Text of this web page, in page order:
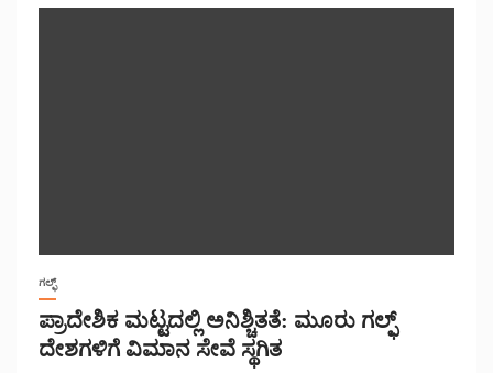
ಗಲ್ಫ್
ಪ್ರಾದೇಶಿಕ ಮಟ್ಟದಲ್ಲಿ ಅನಿಶ್ಚಿತತೆ: ಮೂರು ಗಲ್ಫ್
ದೇಶಗಳಿಗೆ ವಿಮಾನ ಸೇವೆ ಸ್ಥಗಿತ